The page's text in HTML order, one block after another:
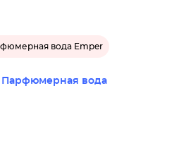
вода Emper
вода